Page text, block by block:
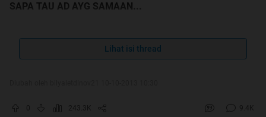
SAPA TAU AD AYG SAMAAN...
udahhh 2000 orang yang post reply nh thread tp blm ada
yang nimpuk ane cendolLihat isi thread
243.3K 9.4K